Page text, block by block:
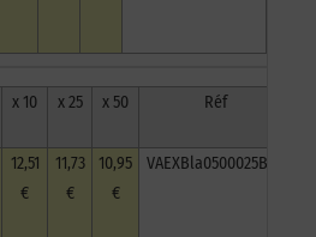
x 10 x 25 x 50 Réf
12,51
€
11,73
€
10,95
€
VAEXBla0500025BCP